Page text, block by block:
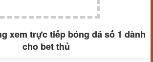
xem trực tiếp bóng đá số 1 dành
cho bet thủ